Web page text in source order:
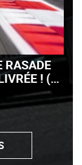
RASADE
! (+